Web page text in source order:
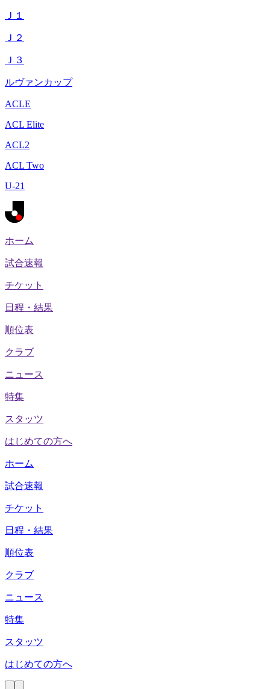
Ｊ１
Ｊ２
Ｊ３
ルヴァンカップ
ACLE
ACL Elite
ACL2
ACL Two
U-21
ホーム
試合速報
チケット
日程・結果
順位表
クラブ
ニュース
特集
スタッツ
はじめての方へ
ホーム
試合速報
チケット
日程・結果
順位表
クラブ
ニュース
特集
スタッツ
はじめての方へ